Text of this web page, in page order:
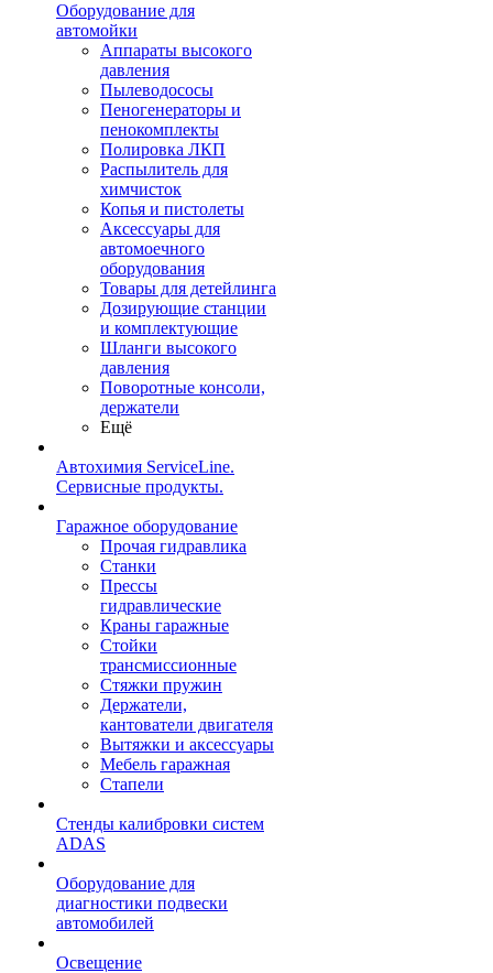
Оборудование для
автомойки
Аппараты высокого
давления
Пылеводососы
Пеногенераторы и
пенокомплекты
Полировка ЛКП
Распылитель для
химчисток
Копья и пистолеты
Аксессуары для
автомоечного
оборудования
Товары для детейлинга
Дозирующие станции
и комплектующие
Шланги высокого
давления
Поворотные консоли,
держатели
Ещё
Автохимия ServiceLine.
Сервисные продукты.
Гаражное оборудование
Прочая гидравлика
Станки
Прессы
гидравлические
Краны гаражные
Стойки
трансмиссионные
Стяжки пружин
Держатели,
кантователи двигателя
Вытяжки и аксессуары
Мебель гаражная
Стапели
Стенды калибровки систем
ADAS
Оборудование для
диагностики подвески
автомобилей
Освещение